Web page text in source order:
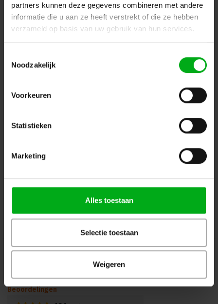
partners kunnen deze gegevens combineren met andere
informatie die u aan ze heeft verstrekt of die ze hebben
verzameld op basis van uw gebruik van hun services.
Noodzakelijk
Voorkeuren
Statistieken
Marketing
Alles toestaan
Selectie toestaan
Weigeren
Login voor prijzen
Kleine Tocht 32
info@podiumtechniek.nl
Volg ons op Facebook
Over Podiumtechniek
Veilig winkelen
Beoordelingen